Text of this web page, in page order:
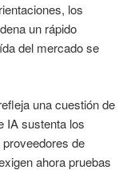
los
un rápido
del mercado se
una cuestión de
IA sustenta los
de
ahora pruebas